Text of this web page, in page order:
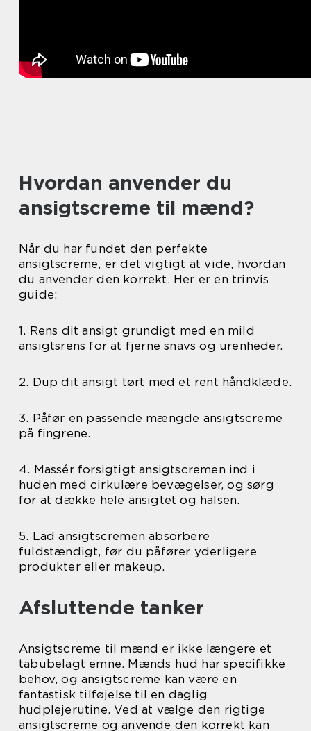
Hvordan anvender du
ansigtscreme til mænd?
Når du har fundet den perfekte
ansigtscreme, er det vigtigt at vide, hvordan
du anvender den korrekt. Her er en trinvis
guide:
1. Rens dit ansigt grundigt med en mild
ansigtsrens for at fjerne snavs og urenheder.
2. Dup dit ansigt tørt med et rent håndklæde.
3. Påfør en passende mængde ansigtscreme
på fingrene.
4. Massér forsigtigt ansigtscremen ind i
huden med cirkulære bevægelser, og sørg
for at dække hele ansigtet og halsen.
5. Lad ansigtscremen absorbere
fuldstændigt, før du påfører yderligere
produkter eller makeup.
Afsluttende tanker
Ansigtscreme til mænd er ikke længere et
tabubelagt emne. Mænds hud har specifikke
behov, og ansigtscreme kan være en
fantastisk tilføjelse til en daglig
hudplejerutine. Ved at vælge den rigtige
ansigtscreme og anvende den korrekt kan